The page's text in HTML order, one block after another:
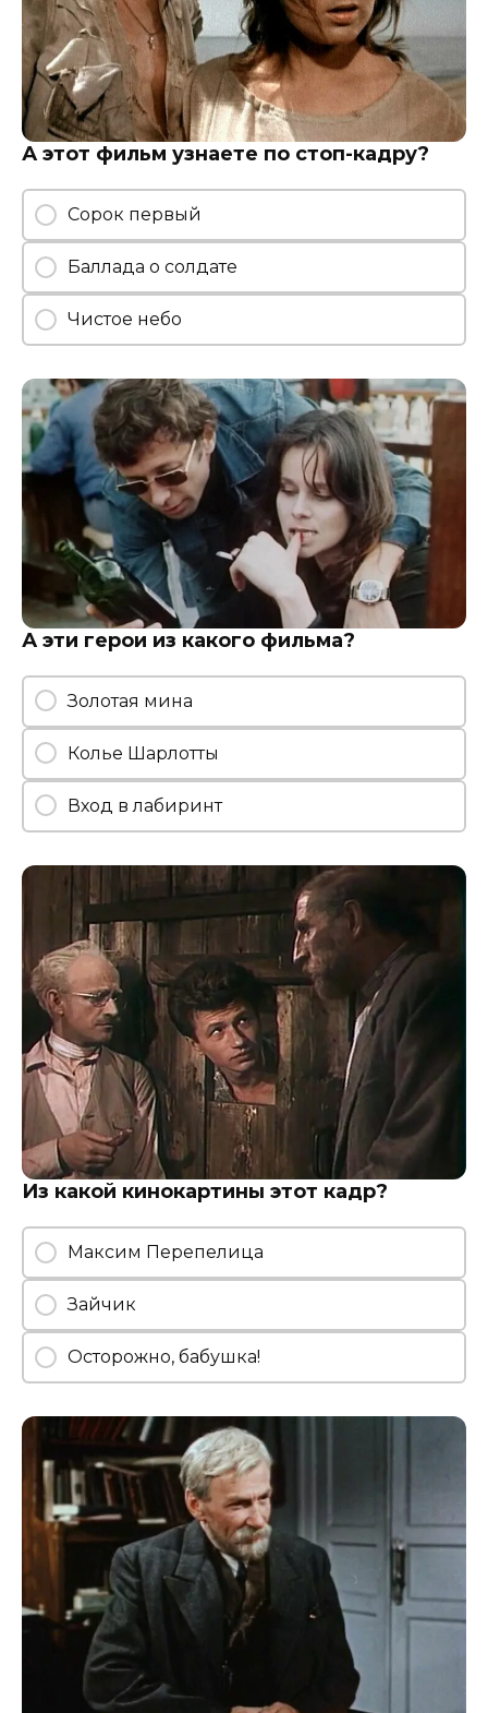
А этот фильм узнаете по стоп-кадру?
Сорок первый
Баллада о солдате
Чистое небо
А эти герои из какого фильма?
Золотая мина
Колье Шарлотты
Вход в лабиринт
Из какой кинокартины этот кадр?
Максим Перепелица
Зайчик
Осторожно, бабушка!